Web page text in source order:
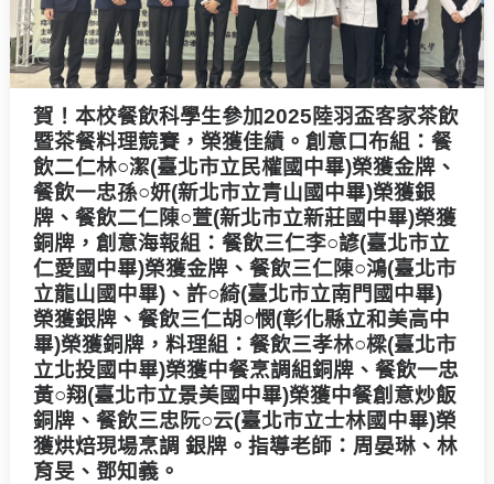
賀！本校餐飲科學生參加2025陸羽盃客家茶飲
暨茶餐料理競賽，榮獲佳績。創意口布組：餐
飲二仁林○潔(臺北市立民權國中畢)榮獲金牌、
餐飲一忠孫○妍(新北市立青山國中畢)榮獲銀
牌、餐飲二仁陳○萱(新北市立新莊國中畢)榮獲
銅牌，創意海報組：餐飲三仁李○諺(臺北市立
仁愛國中畢)榮獲金牌、餐飲三仁陳○鴻(臺北市
立龍山國中畢)、許○綺(臺北市立南門國中畢)
榮獲銀牌、餐飲三仁胡○憫(彰化縣立和美高中
畢)榮獲銅牌，料理組：餐飲三孝林○樑(臺北市
立北投國中畢)榮獲中餐烹調組銅牌、餐飲一忠
黃○翔(臺北市立景美國中畢)榮獲中餐創意炒飯
銅牌、餐飲三忠阮○云(臺北市立士林國中畢)榮
獲烘焙現場烹調 銀牌。指導老師：周晏琳、林
育旻、鄧知義。